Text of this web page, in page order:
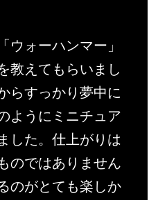
ウォーハンマー」
教えてもらいまし
らすっかり夢中に
ようにミニチュア
した。仕上がりは
のではありません
のがとても楽しか